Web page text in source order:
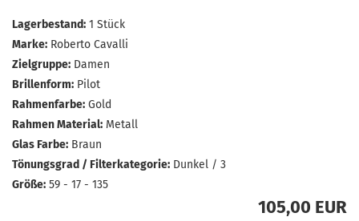
Lagerbestand: 1 Stück
Marke: Roberto Cavalli
Zielgruppe: Damen
Brillenform: Pilot
Rahmenfarbe: Gold
Rahmen Material: Metall
Glas Farbe: Braun
Tönungsgrad / Filterkategorie: Dunkel / 3
Größe: 59 - 17 - 135
105,00 EUR